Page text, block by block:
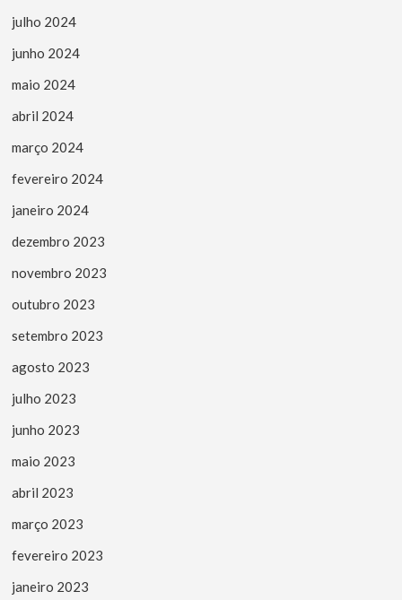
julho 2024
junho 2024
maio 2024
abril 2024
março 2024
fevereiro 2024
janeiro 2024
dezembro 2023
novembro 2023
outubro 2023
setembro 2023
agosto 2023
julho 2023
junho 2023
maio 2023
abril 2023
março 2023
fevereiro 2023
janeiro 2023